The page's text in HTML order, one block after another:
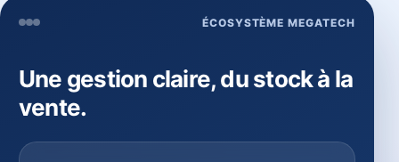
ÉCOSYSTÈME MEGATECH
Une gestion claire, du stock à la
vente.